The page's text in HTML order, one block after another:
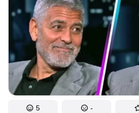
ce qu'il fabrique ?"
5 -